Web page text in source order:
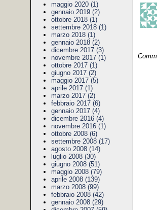
maggio 2020 (1)
gennaio 2019 (2)
ottobre 2018 (1)
settembre 2018 (1)
marzo 2018 (1)
gennaio 2018 (2)
dicembre 2017 (3)
novembre 2017 (1)
ottobre 2017 (1)
giugno 2017 (2)
maggio 2017 (5)
aprile 2017 (1)
marzo 2017 (2)
febbraio 2017 (6)
gennaio 2017 (4)
dicembre 2016 (4)
novembre 2016 (1)
ottobre 2008 (6)
settembre 2008 (17)
agosto 2008 (14)
luglio 2008 (30)
giugno 2008 (51)
maggio 2008 (79)
aprile 2008 (139)
marzo 2008 (99)
febbraio 2008 (42)
gennaio 2008 (29)